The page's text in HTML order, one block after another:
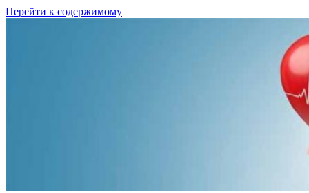
Перейти к содержимому